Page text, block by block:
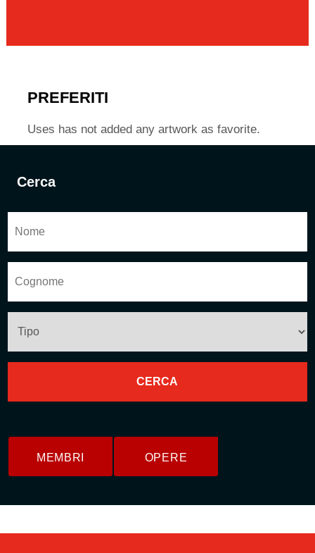
Cerca
MEMBRI OPERE
PREFERITI
Uses has not added any artwork as favorite.